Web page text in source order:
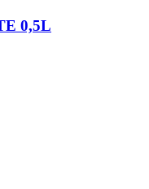
0,5L